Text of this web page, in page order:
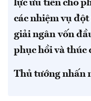
lực ưu tiên cho
các nhiệm vụ
giải ngân vốn
phục hồi và
Thủ tướng nhấn